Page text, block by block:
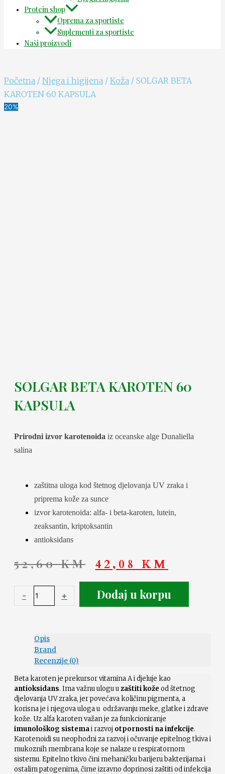
Protein shop
Oprema za sportiste
Suplementi za sportiste
Naši proizvodi
Početna / Njega i higijena / Koža / SOLGAR BETA
KAROTEN 60 KAPSULA
20%
SOLGAR BETA KAROTEN 60
KAPSULA
Prirodni izvor karotenoida iz oceanske alge Dunaliella
salina
zaštitna uloga kod štetnog djelovanja UV zraka i
priprema kože za sunce
izvor karotenoida: alfa- i beta-karoten, lutein,
zeaksantin, kriptoksantin
antioksidans
52,60KM 42,08KM
- + Dodaj u korpu
Opis
Brand
Recenzije (0)
Beta karoten je prekursor vitamina A i djeluje kao
antioksidans. Ima važnu ulogu uzaštiti kože od štetnog
djelovanja UV zraka, jer povećava količinu pigmenta, a
korisna je i njegova uloga u održavanju meke, glatke i zdrave
kože. Uz alfa karoten važan je za funkcioniranje
imunološkog sistemai razvoj otpornosti na infekcije.
Karotenoidi su neophodni za razvoj i očuvanje epitelnog tkiva i
mukoznih membrana koje se nalaze u respiratornom
sistemu. Epitelno tkivo čini mehaničku barijeru bakterijama i
ostalim patogenima, čime izravno doprinosi zaštiti od infekcija